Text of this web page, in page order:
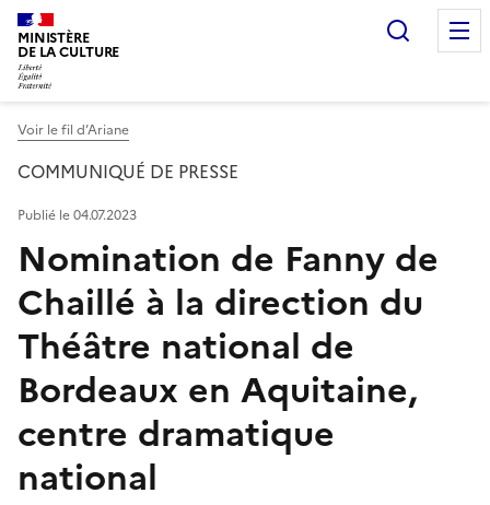
MINISTÈRE
DE LA CULTURE
Voir le fil d’Ariane
COMMUNIQUÉ DE PRESSE
Nomination de Fanny de
Chaillé à la direction du
Théâtre national de
Bordeaux en Aquitaine,
centre dramatique
national
Publié le 04.07.2023